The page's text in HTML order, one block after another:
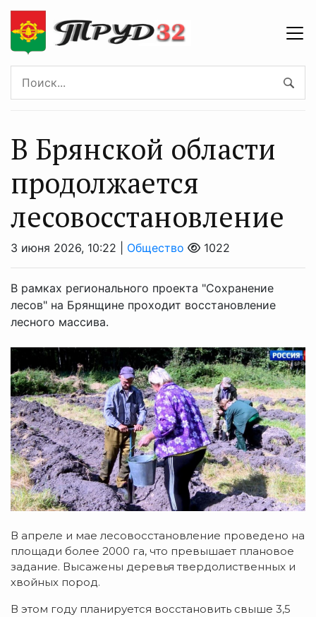
В Брянской области
продолжается
лесовосстановление
3 июня 2026, 10:22 | Общество 1022
В рамках регионального проекта "Сохранение
лесов" на Брянщине проходит восстановление
лесного массива.
В апреле и мае лесовосстановление проведено на
площади более 2000 га, что превышает плановое
задание. Высажены деревья твердолиственных и
хвойных пород.
В этом году планируется восстановить свыше 3,5